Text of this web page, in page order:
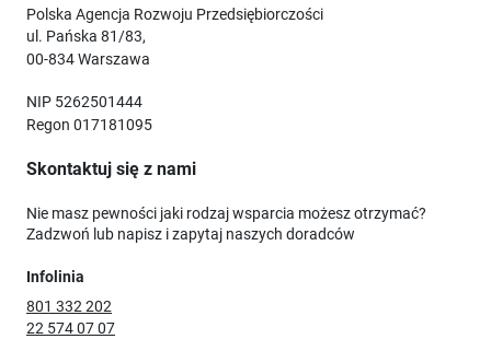
Polska Agencja Rozwoju Przedsiębiorczości
ul. Pańska 81/83,
00-834 Warszawa
NIP 5262501444
Regon 017181095
Skontaktuj się z nami
Nie masz pewności jaki rodzaj wsparcia możesz otrzymać?
Zadzwoń lub napisz i zapytaj naszych doradców
Infolinia
801 332 202
22 574 07 07